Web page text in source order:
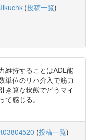
(投稿一覧)
維持することはADL能
単位のリハ介入で筋力
き算な状態でどうマイ
感じる。
(投稿一覧)